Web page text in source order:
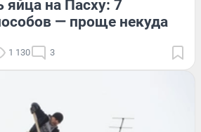
яйца на Пасху: 7
— проще некуда
1 130 3